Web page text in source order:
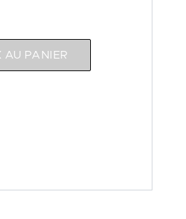
AU PANIER